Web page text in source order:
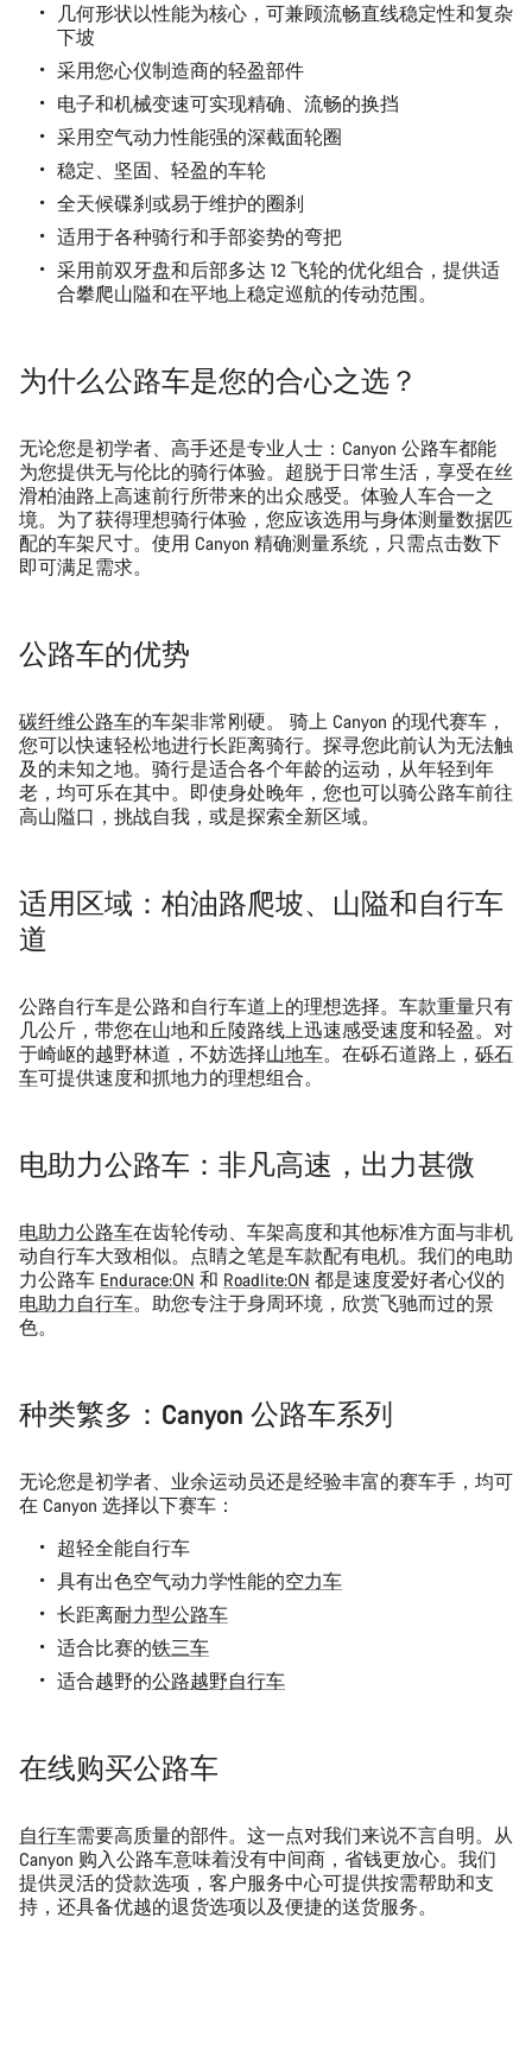
几何形状以性能为核心，可兼顾流畅直线稳定性和复杂
下坡
采用您心仪制造商的轻盈部件
电子和机械变速可实现精确、流畅的换挡
采用空气动力性能强的深截面轮圈
稳定、坚固、轻盈的车轮
全天候碟刹或易于维护的圈刹
适用于各种骑行和手部姿势的弯把
采用前双牙盘和后部多达 12 飞轮的优化组合，提供适
合攀爬山隘和在平地上稳定巡航的传动范围。
为什么公路车是您的合心之选？
无论您是初学者、高手还是专业人士：Canyon 公路车都能
为您提供无与伦比的骑行体验。超脱于日常生活，享受在丝
滑柏油路上高速前行所带来的出众感受。体验人车合一之
境。为了获得理想骑行体验，您应该选用与身体测量数据匹
配的车架尺寸。使用 Canyon 精确测量系统，只需点击数下
即可满足需求。
公路车的优势
碳纤维公路车的车架非常刚硬。 骑上 Canyon 的现代赛车，
您可以快速轻松地进行长距离骑行。探寻您此前认为无法触
及的未知之地。骑行是适合各个年龄的运动，从年轻到年
老，均可乐在其中。即使身处晚年，您也可以骑公路车前往
高山隘口，挑战自我，或是探索全新区域。
适用区域：柏油路爬坡、山隘和自行车
道
公路自行车是公路和自行车道上的理想选择。车款重量只有
几公斤，带您在山地和丘陵路线上迅速感受速度和轻盈。对
于崎岖的越野林道，不妨选择山地车。在砾石道路上， 砾石
车可提供速度和抓地力的理想组合。
电助力公路车：非凡高速，出力甚微
电助力公路车在齿轮传动、车架高度和其他标准方面与非机
动自行车大致相似。点睛之笔是车款配有电机。我们的电助
力公路车 Endurace:ON 和 Roadlite:ON 都是速度爱好者心仪的
电助力自行车。助您专注于身周环境，欣赏飞驰而过的景
色。
种类繁多：Canyon 公路车系列
无论您是初学者、业余运动员还是经验丰富的赛车手，均可
在 Canyon 选择以下赛车：
超轻全能自行车
具有出色空气动力学性能的空力车
长距离耐力型公路车
适合比赛的铁三车
适合越野的公路越野自行车
在线购买公路车
自行车需要高质量的部件。这一点对我们来说不言自明。从
Canyon 购入公路车意味着没有中间商，省钱更放心。我们
提供灵活的贷款选项，客户服务中心可提供按需帮助和支
持，还具备优越的退货选项以及便捷的送货服务。